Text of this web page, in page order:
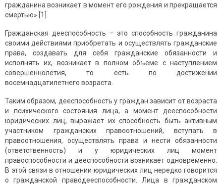
гражданина возникает в момент его рождения и прекращается
смертью» [1].
Гражданская дееспособность – это cпособность гражданина
своими действиями приобретать и осуществлять гражданские
права, создавать для себя гражданские обязанности и
исполнять их, возникает в полном объеме с наступлением
совершеннолетия, то есть по достижении
восемнадцатилетнего возраста.
Таким образом, дееспособность у граждан зависит от возраста
и психического состояния лица, а момент дееспособности
юридических лиц, выражает их способность быть активным
участником гражданских правоотношений, вступать в
правоотношения, осуществлять права и нести обязанности
(ответственность) и у юридических лиц момент
правоспособности и дееспособности возникает одновременно.
В этой связи в отношении юридических лиц нередко говорится
о гражданской праводееспособности. Лица в гражданском